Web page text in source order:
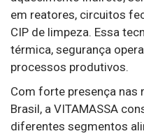
em reatores, circuitos
CIP de limpeza. Essa
térmica, segurança
processos produtivos.
Com forte presença nas
Brasil, a VITAMASSA
diferentes segmentos